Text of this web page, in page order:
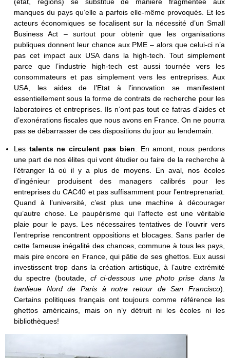
(état, régions) se substitue de manière fragmentée aux
manques du pays qu’elle a parfois elle-même provoqués. Et les
acteurs économiques se focalisent sur la nécessité d’un Small
Business Act – surtout pour obtenir que les organisations
publiques donnent leur chance aux PME – alors que celui-ci n’a
pas cet impact aux USA dans la high-tech. Tout simplement
parce que l’industrie high-tech est aussi tournée vers les
consommateurs et pas simplement vers les entreprises. Aux
USA, les aides de l’Etat à l’innovation se manifestent
essentiellement sous la forme de contrats de recherche pour les
laboratoires et entreprises. Ils n’ont pas tout ce fatras d’aides et
d’exonérations fiscales que nous avons en France. On ne pourra
pas se débarrasser de ces dispositions du jour au lendemain.
Les talents ne circulent pas bien. En amont, nous perdons
une part de nos élites qui vont étudier ou faire de la recherche à
l’étranger là où il y a plus de moyens. En aval, nos écoles
d’ingénieur produisent des managers calibrés pour les
entreprises du CAC40 et pas suffisamment pour l’entreprenariat.
Quand à l’université, c’est plus une machine à décourager
qu’autre chose. Le paupérisme qui l’affecte est une véritable
plaie pour le pays. Les nécessaires tentatives de l’ouvrir vers
l’entreprise rencontrent oppositions et blocages. Sans parler de
cette fameuse inégalité des chances, commune à tous les pays,
mais pire encore en France, qui pâtie de ses ghettos. Eux aussi
investissent trop dans la création artistique, à l’autre extrémité
du spectre (boutade, cf ci-dessous une photo prise dans la
banlieue Nord de Paris à notre retour de San Francisco).
Certains politiques français ont toujours comme référence les
ghettos américains, mais on n’y détruit ni les écoles ni les
bibliothèques!